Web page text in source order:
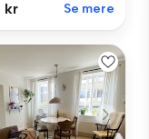
kr Se mere